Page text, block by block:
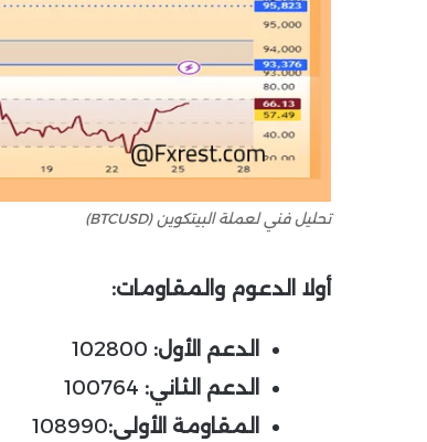
تحليل فني لعملة البيتكوين (BTCUSD)
أولا الدعوم والمقاومات:
الدعم الأول:
الدعم الثاني: 100764
المقاومة الأولى:108990